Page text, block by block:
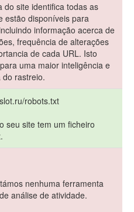
do site identifica todas as
estão disponíveis para
informação acerca de
frequência de alterações
de cada URL. Isto
uma maior inteligência e
do rastreio.
robots.txt
seu site tem um ficheiro
nenhuma ferramenta
análise de atividade.